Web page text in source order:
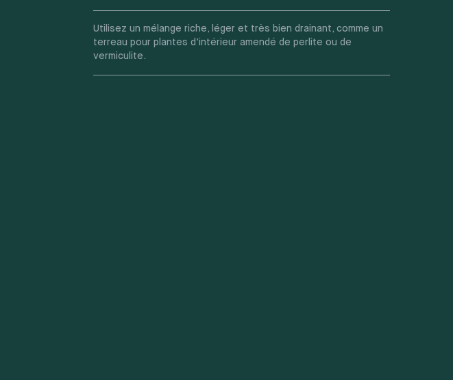
Utilisez un mélange riche, léger et très bien drainant, comme un
terreau pour plantes d'intérieur amendé de perlite ou de
vermiculite.